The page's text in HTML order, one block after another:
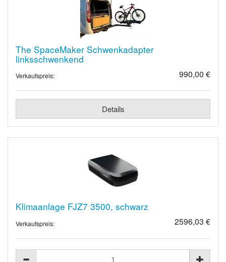
The SpaceMaker Schwenkadapter
linksschwenkend
Verkaufspreis: 990,00 €
Details
Klimaanlage FJZ7 3500, schwarz
Verkaufspreis: 2596,03 €